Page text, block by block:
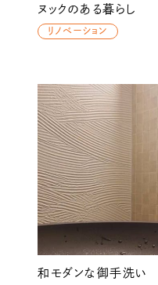
ヌックのある暮らし
リノベーション
和モダンな御手洗い